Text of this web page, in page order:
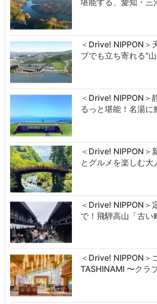
堪能する、愛知・三
＜Drive! NIPPON＞
ブでも立ち寄れる“
＜Drive! NIPPON＞
るっと堪能！名湯
＜Drive! NIPPON＞
とグルメを楽しむ
＜Drive! NIPPON＞
で！飛騨高山「古
＜Drive! NIPPON＞
TASHINAMI 〜クラ